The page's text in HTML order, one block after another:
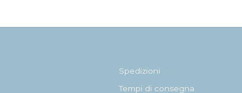
Spedizioni
Tempi di consegna